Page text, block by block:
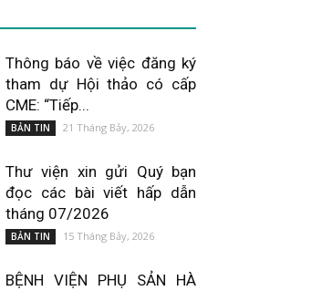
Thông báo về việc đăng ký
tham dự Hội thảo có cấp
CME: “Tiếp...
BẢN TIN 21 Tháng Bảy, 2026
Thư viện xin gửi Quý bạn
đọc các bài viết hấp dẫn
tháng 07/2026
BẢN TIN 15 Tháng Bảy, 2026
BỆNH VIỆN PHỤ SẢN HÀ